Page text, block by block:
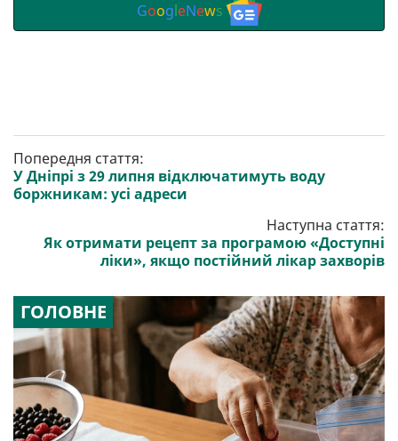
GoogleNews
Попередня стаття:
У Дніпрі з 29 липня відключатимуть воду
боржникам: усі адреси
Наступна стаття:
Як отримати рецепт за програмою «Доступні
ліки», якщо постійний лікар захворів
ГОЛОВНЕ